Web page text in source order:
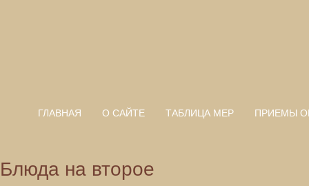
ГЛАВНАЯ О САЙТЕ ТАБЛИЦА МЕР ПРИЕМЫ
Блюда на второе